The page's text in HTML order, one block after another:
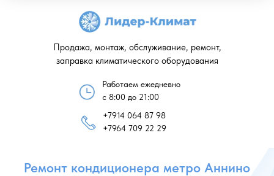
Работаем ежедневно
с 8:00 до 21:00
+7914 064 87 98
+7964 709 22 29
Продажа, монтаж, обслуживание, ремонт,
заправка климатического оборудования
Ремонт кондиционера метро Аннино
район Чертаново Южное
профессиональный ремонт кондиционера Аннино,